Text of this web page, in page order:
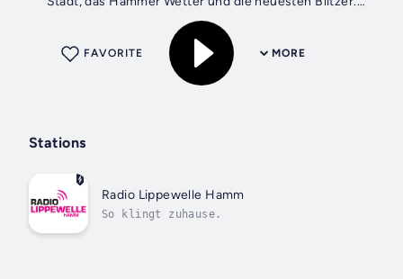
Außerdem erzählen unsere...
MORE
FAVORITE
Stations
Radio Lippewelle Hamm
So klingt zuhause.